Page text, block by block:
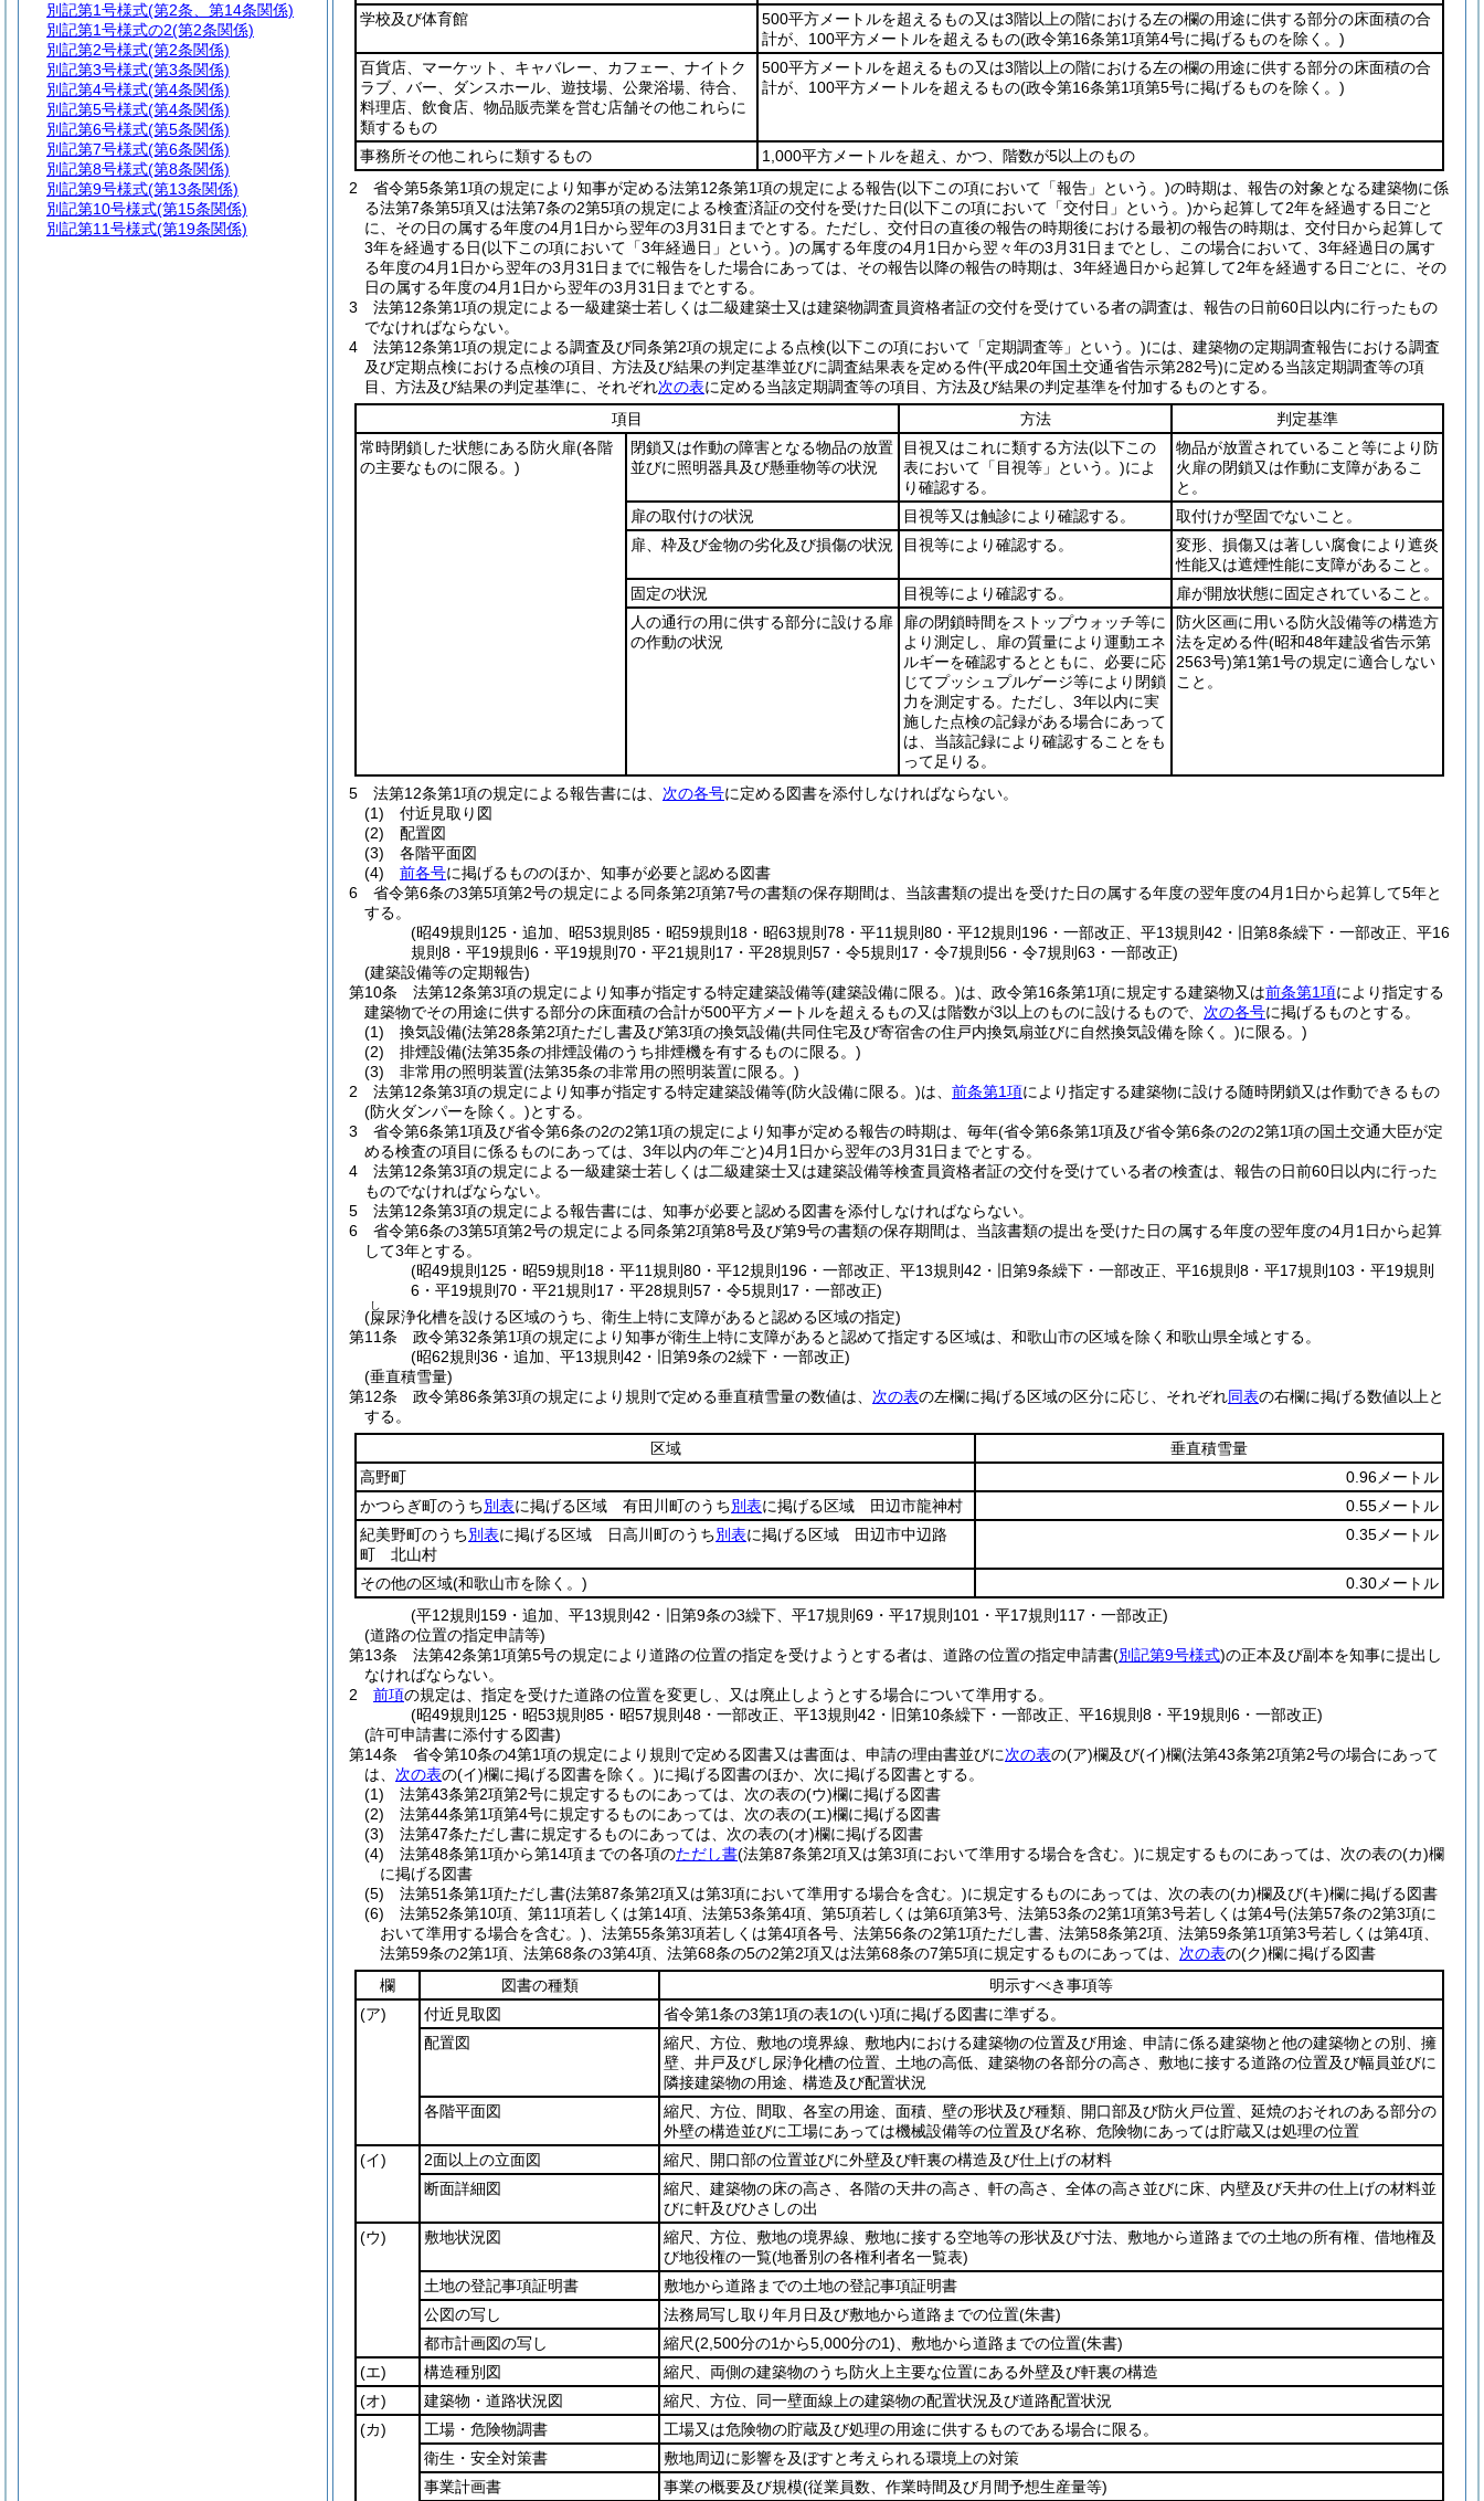
学校及び体育館
500平方メートルを超えるもの又は3階以上の階における左の欄の用途に供する部分の床面積の合
計が、100平方メートルを超えるもの(政令第16条第1項第4号に掲げるものを除く。)
百貨店、マーケット、キャバレー、カフェー、ナイトク
ラブ、バー、ダンスホール、遊技場、公衆浴場、待合、
料理店、飲食店、物品販売業を営む店舗その他これらに
類するもの
500平方メートルを超えるもの又は3階以上の階における左の欄の用途に供する部分の床面積の合
計が、100平方メートルを超えるもの(政令第16条第1項第5号に掲げるものを除く。)
事務所その他これらに類するもの
1,000平方メートルを超え、かつ、階数が5以上のもの
2
省令第5条第1項の規定により知事が定める法第12条第1項の規定による報告(以下この項において「報告」という。)の時期は、報告の対象となる建築物に係
る法第7条第5項又は法第7条の2第5項の規定による検査済証の交付を受けた日(以下この項において「交付日」という。)から起算して2年を経過する日ごと
に、その日の属する年度の4月1日から翌年の3月31日までとする。 ただし、交付日の直後の報告の時期後における最初の報告の時期は、交付日から起算して
3年を経過する日(以下この項において「3年経過日」という。)の属する年度の4月1日から翌々年の3月31日までとし、この場合において、3年経過日の属す
る年度の4月1日から翌年の3月31日までに報告をした場合にあっては、その報告以降の報告の時期は、3年経過日から起算して2年を経過する日ごとに、その
日の属する年度の4月1日から翌年の3月31日までとする。
3
法第12条第1項の規定による一級建築士若しくは二級建築士又は建築物調査員資格者証の交付を受けている者の調査は、報告の日前60日以内に行ったもの
でなければならない。
4
法第12条第1項の規定による調査及び同条第2項の規定による点検(以下この項において「定期調査等」という。)には、建築物の定期調査報告における調査
及び定期点検における点検の項目、方法及び結果の判定基準並びに調査結果表を定める件(平成20年国土交通省告示第282号)に定める当該定期調査等の項
目、方法及び結果の判定基準に、それぞれ次の表に定める当該定期調査等の項目、方法及び結果の判定基準を付加するものとする。
項目
方法
判定基準
常時閉鎖した状態にある防火扉(各階
の主要なものに限る。)
閉鎖又は作動の障害となる物品の放置
並びに照明器具及び懸垂物等の状況
目視又はこれに類する方法(以下この
表において「目視等」という。)によ
り確認する。
物品が放置されていること等により防
火扉の閉鎖又は作動に支障があるこ
と。
扉の取付けの状況
目視等又は触診により確認する。
取付けが堅固でないこと。
扉、枠及び金物の劣化及び損傷の状況
目視等により確認する。
変形、損傷又は著しい腐食により遮炎
性能又は遮煙性能に支障があること。
固定の状況
目視等により確認する。
扉が開放状態に固定されていること。
人の通行の用に供する部分に設ける扉
の作動の状況
扉の閉鎖時間をストップウォッチ等に
より測定し、扉の質量により運動エネ
ルギーを確認するとともに、必要に応
じてプッシュプルゲージ等により閉鎖
力を測定する。ただし、3年以内に実
施した点検の記録がある場合にあって
は、当該記録により確認することをも
って足りる。
防火区画に用いる防火設備等の構造方
法を定める件(昭和48年建設省告示第
2563号)第1第1号の規定に適合しない
こと。
5 法第12条第1項の規定による報告書には、 次の各号に定める図書を添付しなければならない。
(1)
付近見取り図
(2)
配置図
(3)
各階平面図
(4)
前各号に掲げるもののほか、知事が必要と認める図書
6
省令第6条の3第5項第2号の規定による同条第2項第7号の書類の保存期間は、当該書類の提出を受けた日の属する年度の翌年度の4月1日から起算して5年と
する。
(昭49規則125・追加、昭53規則85・昭59規則18・昭63規則78・平11規則80・平12規則196・一部改正、平13規則42・旧第8条繰下・一部改正、平16
規則8・平19規則6・平19規則70・平21規則17・平28規則57・令5規則17・令7規則56・令7規則63・一部改正)
(建築設備等の定期報告)
第10条
法第12条第3項の規定により知事が指定する特定建築設備等(建築設備に限る。)は、政令第16条第1項に規定する建築物又は前条第1項により指定する
建築物でその用途に供する部分の床面積の合計が500平方メートルを超えるもの又は階数が3以上のものに設けるもので、 次の各号に掲げるものとする。
(1)
換気設備(法第28条第2項ただし書及び第3項の換気設備(共同住宅及び寄宿舎の住戸内換気扇並びに自然換気設備を除く。)に限る。)
(2)
排煙設備(法第35条の排煙設備のうち排煙機を有するものに限る。)
(3)
非常用の照明装置(法第35条の非常用の照明装置に限る。)
2
法第12条第3項の規定により知事が指定する特定建築設備等(防火設備に限る。)は、 前条第1項により指定する建築物に設ける随時閉鎖又は作動できるもの
(防火ダンパーを除く。)とする。
3
省令第6条第1項及び省令第6条の2の2第1項の規定により知事が定める報告の時期は、毎年(省令第6条第1項及び省令第6条の2の2第1項の国土交通大臣が定
める検査の項目に係るものにあっては、3年以内の年ごと)4月1日から翌年の3月31日までとする。
4
法第12条第3項の規定による一級建築士若しくは二級建築士又は建築設備等検査員資格者証の交付を受けている者の検査は、報告の日前60日以内に行った
ものでなければならない。
5
法第12条第3項の規定による報告書には、知事が必要と認める図書を添付しなければならない。
6
省令第6条の3第5項第2号の規定による同条第2項第8号及び第9号の書類の保存期間は、当該書類の提出を受けた日の属する年度の翌年度の4月1日から起算
して3年とする。
(昭49規則125・昭59規則18・平11規則80・平12規則196・一部改正、平13規則42・旧第9条繰下・一部改正、平16規則8・平17規則103・平19規則
6・平19規則70・平21規則17・平28規則57・令5規則17・一部改正)
(屎
し
尿浄化槽を設ける区域のうち、衛生上特に支障があると認める区域の指定)
第11条
政令第32条第1項の規定により知事が衛生上特に支障があると認めて指定する区域は、和歌山市の区域を除く和歌山県全域とする。
(昭62規則36・追加、平13規則42・旧第9条の2繰下・一部改正)
(垂直積雪量)
第12条
政令第86条第3項の規定により規則で定める垂直積雪量の数値は、 次の表の左欄に掲げる区域の区分に応じ、それぞれ同表の右欄に掲げる数値以上と
する。
区域
垂直積雪量
高野町
0.96メートル
かつらぎ町のうち別表に掲げる区域 有田川町のうち別表に掲げる区域 田辺市龍神村
0.55メートル
紀美野町のうち別表に掲げる区域 日高川町のうち別表に掲げる区域 田辺市中辺路
町 北山村
0.35メートル
その他の区域(和歌山市を除く。)
0.30メートル
(平12規則159・追加、平13規則42・旧第9条の3繰下、平17規則69・平17規則101・平17規則117・一部改正)
(道路の位置の指定申請等)
第13条
法第42条第1項第5号の規定により道路の位置の指定を受けようとする者は、道路の位置の指定申請書(別記第9号様式)の正本及び副本を知事に提出し
なければならない。
2
前項の規定は、指定を受けた道路の位置を変更し、又は廃止しようとする場合について準用する。
(昭49規則125・昭53規則85・昭57規則48・一部改正、平13規則42・旧第10条繰下・一部改正、平16規則8・平19規則6・一部改正)
(許可申請書に添付する図書)
第14条
省令第10条の4第1項の規定により規則で定める図書又は書面は、申請の理由書並びに次の表の(ア)欄及び(イ)欄(法第43条第2項第2号の場合にあって
は、 次の表の(イ)欄に掲げる図書を除く。)に掲げる図書のほか、次に掲げる図書とする。
(1)
法第43条第2項第2号に規定するものにあっては、次の表の(ウ)欄に掲げる図書
(2)
法第44条第1項第4号に規定するものにあっては、次の表の(エ)欄に掲げる図書
(3)
法第47条ただし書に規定するものにあっては、次の表の(オ)欄に掲げる図書
(4)
法第48条第1項から第14項までの各項のただし書(法第87条第2項又は第3項において準用する場合を含む。)に規定するものにあっては、次の表の(カ)欄
に掲げる図書
(5)
法第51条第1項ただし書(法第87条第2項又は第3項において準用する場合を含む。)に規定するものにあっては、次の表の(カ)欄及び(キ)欄に掲げる図書
(6)
法第52条第10項、第11項若しくは第14項、法第53条第4項、第5項若しくは第6項第3号、法第53条の2第1項第3号若しくは第4号(法第57条の2第3項に
おいて準用する場合を含む。) 、法第55条第3項若しくは第4項各号、法第56条の2第1項ただし書、法第58条第2項、法第59条第1項第3号若しくは第4項、
法第59条の2第1項、法第68条の3第4項、法第68条の5の2第2項又は法第68条の7第5項に規定するものにあっては、 次の表の(ク)欄に掲げる図書
欄
図書の種類
明示すべき事項等
(ア)
付近見取図 省令第1条の3第1項の表1の(い)項に掲げる図書に準ずる。
配置図
縮尺、方位、敷地の境界線、敷地内における建築物の位置及び用途、申請に係る建築物と他の建築物との別、擁
壁、井戸及びし尿浄化槽の位置、土地の高低、建築物の各部分の高さ、敷地に接する道路の位置及び幅員並びに
隣接建築物の用途、構造及び配置状況
各階平面図
縮尺、方位、間取、各室の用途、面積、壁の形状及び種類、開口部及び防火戸位置、延焼のおそれのある部分の
外壁の構造並びに工場にあっては機械設備等の位置及び名称、危険物にあっては貯蔵又は処理の位置
(イ)
2面以上の立面図
縮尺、開口部の位置並びに外壁及び軒裏の構造及び仕上げの材料
断面詳細図
縮尺、建築物の床の高さ、各階の天井の高さ、軒の高さ、全体の高さ並びに床、内壁及び天井の仕上げの材料並
びに軒及びひさしの出
(ウ)
敷地状況図
縮尺、方位、敷地の境界線、敷地に接する空地等の形状及び寸法、敷地から道路までの土地の所有権、借地権及
び地役権の一覧(地番別の各権利者名一覧表)
土地の登記事項証明書
敷地から道路までの土地の登記事項証明書
公図の写し
法務局写し取り年月日及び敷地から道路までの位置(朱書)
都市計画図の写し
縮尺(2,500分の1から5,000分の1) 、敷地から道路までの位置(朱書)
(エ)
構造種別図
縮尺、両側の建築物のうち防火上主要な位置にある外壁及び軒裏の構造
(オ)
建築物・道路状況図
縮尺、方位、同一壁面線上の建築物の配置状況及び道路配置状況
(カ)
工場・危険物調書
工場又は危険物の貯蔵及び処理の用途に供するものである場合に限る。
衛生・安全対策書
敷地周辺に影響を及ぼすと考えられる環境上の対策
事業計画書
事業の概要及び規模(従業員数、作業時間及び月間予想生産量等)
別記第1号様式(第2条、第14条関係)
別記第1号様式の2(第2条関係)
別記第2号様式(第2条関係)
別記第3号様式(第3条関係)
別記第4号様式(第4条関係)
別記第5号様式(第4条関係)
別記第6号様式(第5条関係)
別記第7号様式(第6条関係)
別記第8号様式(第8条関係)
別記第9号様式(第13条関係)
別記第10号様式(第15条関係)
別記第11号様式(第19条関係)